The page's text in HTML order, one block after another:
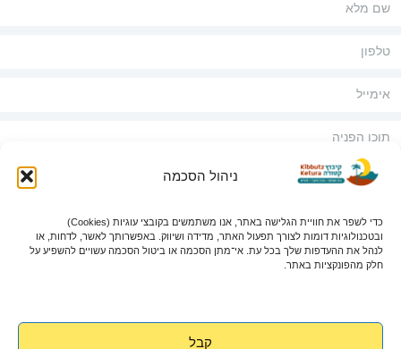
ניהול הסכמה
כדי לשפר את חוויית הגלישה באתר, אנו משתמשים בקובצי עוגיות (Cookies)
ובטכנולוגיות דומות לצורך תפעול האתר, מדידה ושיווק. באפשרותך לאשר, לדחות, או
לנהל את ההעדפות שלך בכל עת. אי־מתן הסכמה או ביטול הסכמה עשויים להשפיע על
חלק מהפונקציות באתר.
קבל
אני מאשר/ת שקראתי אתמדיניות הפרטיות
©כל הזכויות שמורות לקרן קולות 2026